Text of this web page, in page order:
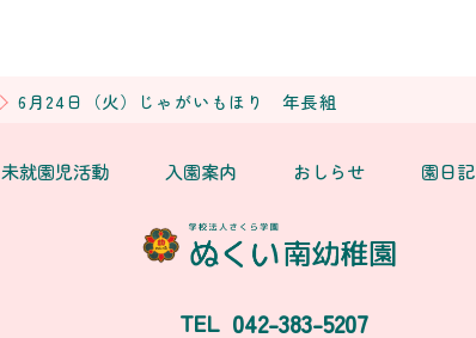
6月24日（火）じゃがいもほり 年長組
未就園児活動 入園案内 おしらせ 園日記
TEL 042-383-5207